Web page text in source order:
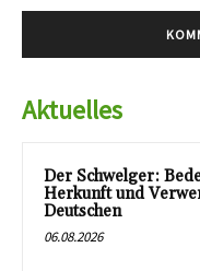
Aktuelles
Der Schwelger:
Herkunft und
Deutschen
06.08.2026